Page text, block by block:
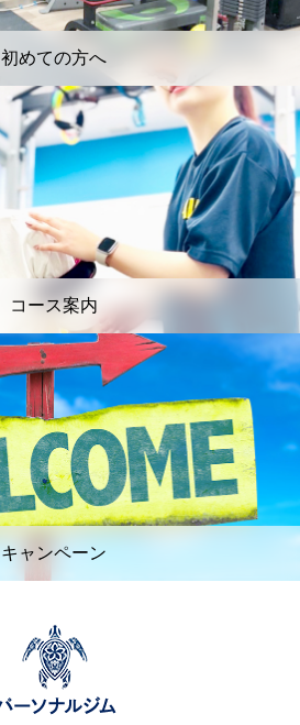
初めての方へ
コース案内
キャンペーン